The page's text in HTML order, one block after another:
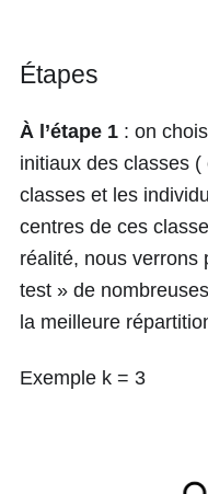
Étapes
À l’étape 1 : on
initiaux des classes
classes et les
centres de ces
réalité, nous verrons
test » de
la meilleure
Exemple k = 3